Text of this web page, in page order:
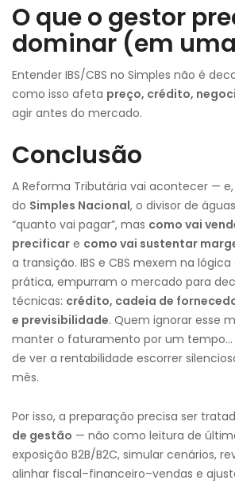
O que o gestor
dominar (em
Entender IBS/CBS no Simples não é
como isso afeta preço, crédito,
agir antes do mercado.
Conclusão
A Reforma Tributária vai acontecer —
do Simples Nacional, o divisor de
“quanto vai pagar”, mas como vai
precificar e como vai sustentar
a transição. IBS e CBS mexem na
prática, empurram o mercado para
técnicas: crédito, cadeia de
e previsibilidade. Quem ignorar esse
manter o faturamento por um tempo…
de ver a rentabilidade escorrer
mês.
Por isso, a preparação precisa ser
de gestão — não como leitura de
exposição B2B/B2C, simular cenários,
alinhar fiscal–financeiro–vendas e